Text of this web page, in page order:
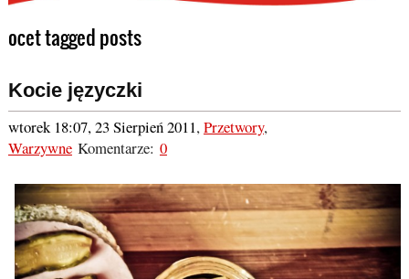
ocet tagged posts
Kocie języczki
wtorek 18:07, 23 Sierpień 2011,Przetwory,
WarzywneKomentarze: 0